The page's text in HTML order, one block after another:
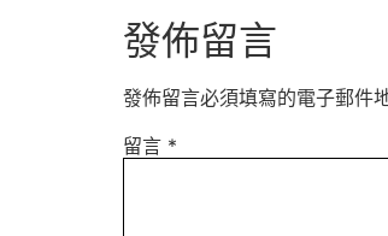
發佈留言
發佈留言必須填寫的電子郵件
留言 *